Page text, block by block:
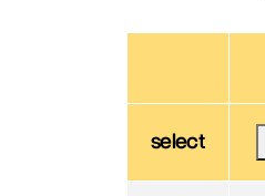
select